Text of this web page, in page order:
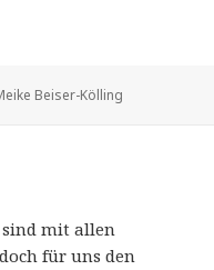
Beiser-Kölling
sind mit allen
für uns den